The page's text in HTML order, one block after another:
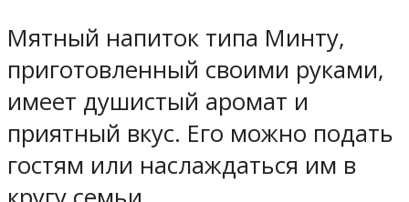
Мятный напиток типа Минту,
приготовленный своими руками,
имеет душистый аромат и
приятный вкус. Его можно подать
гостям или наслаждаться им в